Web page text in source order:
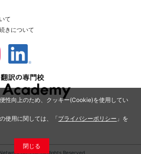
性向上のため、クッキー(Cookie)を使用してい
使用に関しては、「プライバシーポリシー 」を
閉じる
て
きについて
Co.,Ltd. All Rights Reserved.